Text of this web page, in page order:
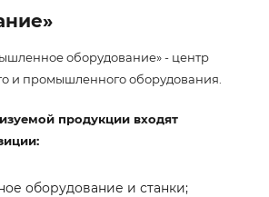
оборудование» - центр
и промышленного оборудования.
продукции входят
оборудование и станки;